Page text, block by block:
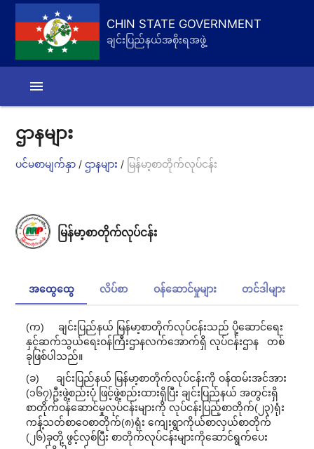
CHIN STATE GOVERNMENT
ချင်းပြည်နယ်အစိုးရအဖွဲ့
menu
ဌာနများ
ပင်မစာမျက်နှာ / ဌာနများ / မြန်မာ့စာတိုက်လုပ်ငန်း
မြန်မာ့စာတိုက်လုပ်ငန်း
အထွေထွေ လိပ်စာ ဝန်ဆောင်မှုများ တင်ဒါများ
(က) ချင်းပြည်နယ် မြန်မာ့စာတိုက်လုပ်ငန်းသည် ပို့ဆောင်ရေး
နှင့်ဆက်သွယ်ရေးဝန်ကြီးဌာနလက်အောက်ရှိ လုပ်ငန်းဌာန တစ်
ခုဖြစ်ပါသည်။
(ခ) ချင်းပြည်နယ် မြန်မာ့စာတိုက်လုပ်ငန်းကို ဝန်ထမ်းအင်အား
(၁၆၇)ဦးဖွဲ့စည်းပုံ ဖြင့်ဖွဲ့စည်းထားရှိပြီး ချင်းပြည်နယ် အတွင်းရှိ
စာတိုက်ဝန်ဆောင်မှုလုပ်ငန်းများကို လုပ်ငန်းပြည့်စာတိုက်(၂၃)ရုံး
ကန့်သတ်စာဝေစာတိုက်(၈)ရုံး ကျေးရွာကိုယ်စာလှယ်စာတိုက်
(၂၆)ခုတို့ ဖွင့်လှစ်ပြီး စာတိုက်လုပ်ငန်းများကိုဆောင်ရွက်ပေး